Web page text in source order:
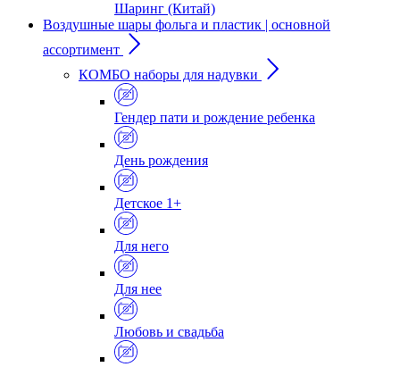
Шаринг (Китай)
Воздушные шары фольга и пластик | основной
ассортимент
КОМБО наборы для надувки
Гендер пати и рождение ребенка
День рождения
Детское 1+
Для него
Для нее
Любовь и свадьба